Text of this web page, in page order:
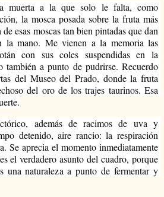
muerta a la que solo le falta, como
la mosca posada sobre la fruta más
esas moscas tan bien pintadas que dan
la mano. Me vienen a la memoria las
con sus coles suspendidas en la
también a punto de pudrirse. Recuerdo
del Museo del Prado, donde la fruta
del oro de los trajes taurinos. Esa
además de racimos de uva y
detenido, aire rancio: la respiración
Se aprecia el momento inmediatamente
el verdadero asunto del cuadro, porque
una naturaleza a punto de fermentar y